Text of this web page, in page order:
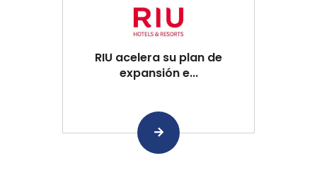
RIU acelera su plan de
expansión e...